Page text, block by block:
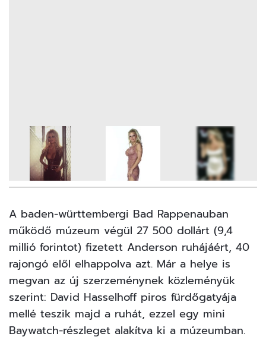
A baden-württembergi Bad Rappenauban
működő múzeum végül 27 500 dollárt (9,4
millió forintot) fizetett Anderson ruhájáért, 40
rajongó elől elhappolva azt. Már a helye is
megvan az új szerzeménynek közleményük
szerint: David Hasselhoff piros fürdőgatyája
mellé teszik majd a ruhát, ezzel egy mini
Baywatch-részleget alakítva ki a múzeumban.